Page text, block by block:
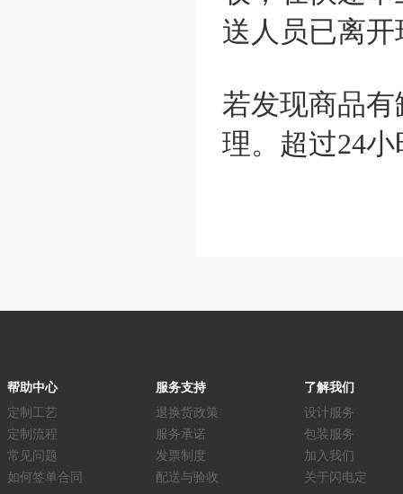
送人员已离
若发现商品
理。超过24
帮助中心
定制工艺
定制流程
常见问题
如何签单合同
服务支持
退换货政策
服务承诺
发票制度
配送与验收
了解我们
设计服务
包装服务
加入我们
关于闪电定